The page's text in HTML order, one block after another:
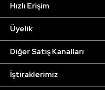
Hızlı Erişim
Üyelik
Diğer Satış Kanalları
İştiraklerimiz